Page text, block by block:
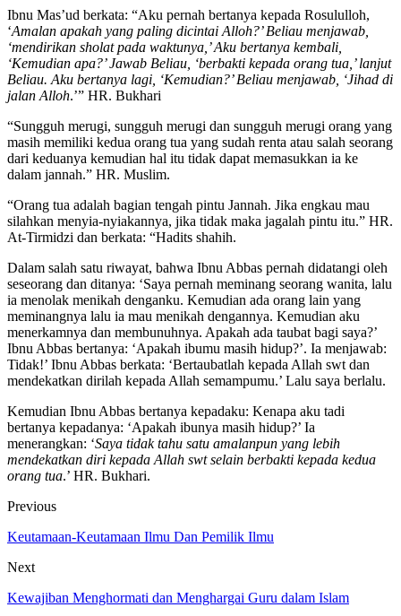
Ibnu Mas’ud berkata: “Aku pernah bertanya kepada Rosululloh,
‘Amalan apakah yang paling dicintai Alloh?’ Beliau menjawab,
‘mendirikan sholat pada waktunya,’ Aku bertanya kembali,
‘Kemudian apa?’ Jawab Beliau, ‘berbakti kepada orang tua,’ lanjut
Beliau. Aku bertanya lagi, ‘Kemudian?’ Beliau menjawab, ‘Jihad di
jalan Alloh.’” HR. Bukhari
“Sungguh merugi, sungguh merugi dan sungguh merugi orang yang
masih memiliki kedua orang tua yang sudah renta atau salah seorang
dari keduanya kemudian hal itu tidak dapat memasukkan ia ke
dalam jannah.” HR. Muslim.
“Orang tua adalah bagian tengah pintu Jannah. Jika engkau mau
silahkan menyia-nyiakannya, jika tidak maka jagalah pintu itu.” HR.
At-Tirmidzi dan berkata: “Hadits shahih.
Dalam salah satu riwayat, bahwa Ibnu Abbas pernah didatangi oleh
seseorang dan ditanya: ‘Saya pernah meminang seorang wanita, lalu
ia menolak menikah denganku. Kemudian ada orang lain yang
meminangnya lalu ia mau menikah dengannya. Kemudian aku
menerkamnya dan membunuhnya. Apakah ada taubat bagi saya?’
Ibnu Abbas bertanya: ‘Apakah ibumu masih hidup?’. Ia menjawab:
Tidak!’ Ibnu Abbas berkata: ‘Bertaubatlah kepada Allah swt dan
mendekatkan dirilah kepada Allah semampumu.’ Lalu saya berlalu.
Kemudian Ibnu Abbas bertanya kepadaku: Kenapa aku tadi
bertanya kepadanya: ‘Apakah ibunya masih hidup?’ Ia
menerangkan: ‘Saya tidak tahu satu amalanpun yang lebih
mendekatkan diri kepada Allah swt selain berbakti kepada kedua
orang tua.’ HR. Bukhari.
Previous
Keutamaan-Keutamaan Ilmu Dan Pemilik Ilmu
Next
Kewajiban Menghormati dan Menghargai Guru dalam Islam